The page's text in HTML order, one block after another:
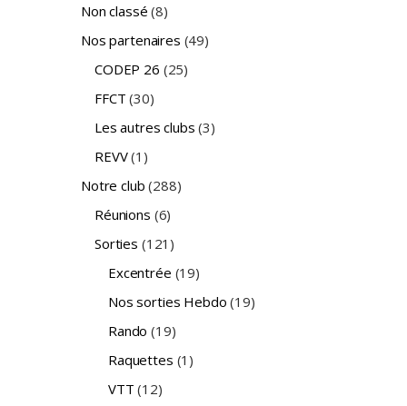
Non classé (8)
Nos partenaires (49)
CODEP 26 (25)
FFCT (30)
Les autres clubs (3)
REVV(1)
Notre club (288)
Réunions (6)
Sorties (121)
Excentrée (19)
Nos sorties Hebdo (19)
Rando (19)
Raquettes (1)
VTT (12)